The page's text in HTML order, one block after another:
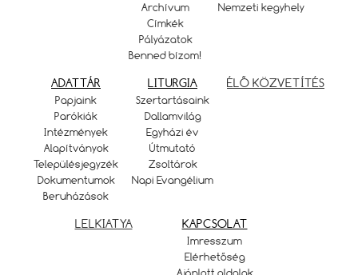
Archívum
Címkék
Pályázatok
Benned bízom!
Nemzeti kegyhely
ADATTÁR
Papjaink
Parókiák
Intézmények
Alapítványok
Településjegyzék
Dokumentumok
Beruházások
LITURGIA
Szertartásaink
Dallamvilág
Egyházi év
Útmutató
Zsoltárok
Napi Evangélium
ÉLŐ KÖZVETÍTÉS
LELKIATYA KAPCSOLAT
Imresszum
Elérhetőség